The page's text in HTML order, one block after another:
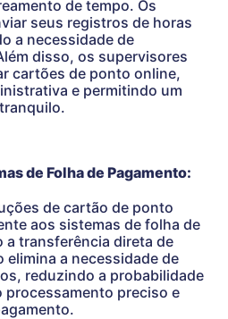
de tempo. Os
seus registros de horas
a necessidade de
disso, os supervisores
cartões de ponto online,
e permitindo um
de Folha de Pagamento:
de cartão de ponto
aos sistemas de folha de
a transferência direta de
elimina a necessidade de
reduzindo a probabilidade
processamento preciso e